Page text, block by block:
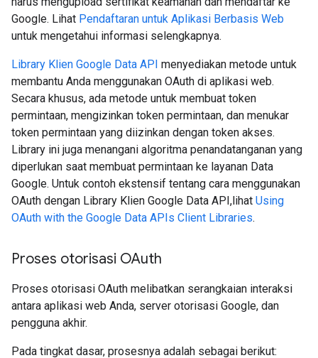
Google. Lihat Pendaftaran untuk Aplikasi Berbasis Web
untuk mengetahui informasi selengkapnya.
Library Klien Google Data API menyediakan metode untuk
membantu Anda menggunakan OAuth di aplikasi web.
Secara khusus, ada metode untuk membuat token
permintaan, mengizinkan token permintaan, dan menukar
token permintaan yang diizinkan dengan token akses.
Library ini juga menangani algoritma penandatanganan yang
diperlukan saat membuat permintaan ke layanan Data
Google. Untuk contoh ekstensif tentang cara menggunakan
OAuth dengan Library Klien Google Data API,lihat Using
OAuth with the Google Data APIs Client Libraries.
Proses otorisasi OAuth
Proses otorisasi OAuth melibatkan serangkaian interaksi
antara aplikasi web Anda, server otorisasi Google, dan
pengguna akhir.
Pada tingkat dasar, prosesnya adalah sebagai berikut: